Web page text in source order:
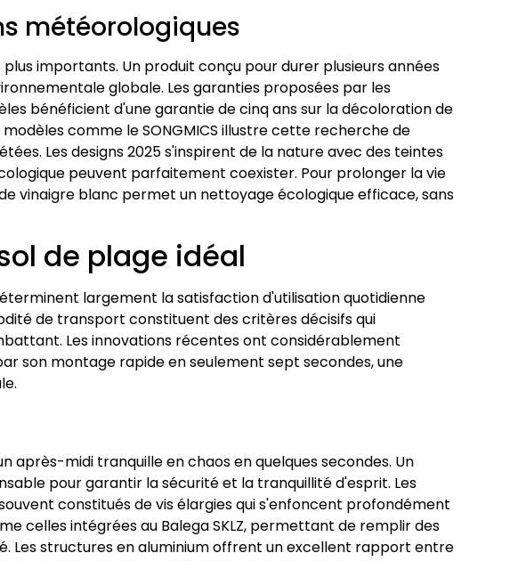
météorologiques
importants. Un produit conçu pour durer plusieurs années
globale. Les garanties proposées par les
bénéficient d'une garantie de cinq ans sur la décoloration de
comme le SONGMICS illustre cette recherche de
Les designs 2025 s'inspirent de la nature avec des teintes
peuvent parfaitement coexister. Pour prolonger la vie
vinaigre blanc permet un nettoyage écologique efficace, sans
de plage idéal
largement la satisfaction d'utilisation quotidienne
de transport constituent des critères décisifs qui
Les innovations récentes ont considérablement
son montage rapide en seulement sept secondes, une
midi tranquille en chaos en quelques secondes. Un
pour garantir la sécurité et la tranquillité d'esprit. Les
constitués de vis élargies qui s'enfoncent profondément
celles intégrées au Balega SKLZ, permettant de remplir des
Les structures en aluminium offrent un excellent rapport entre